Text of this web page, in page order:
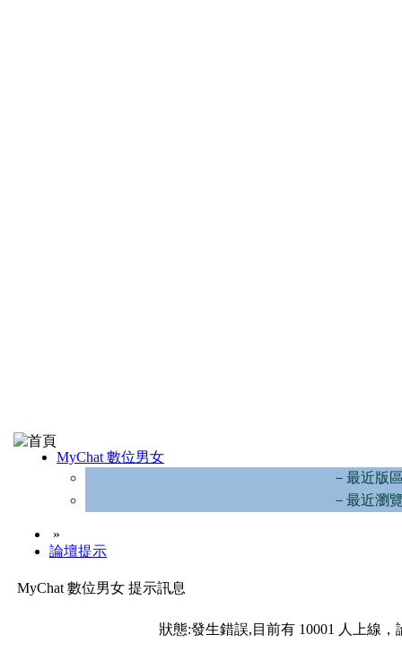
MyChat 數位男女
－最近版
－最近瀏
»
論壇提示
MyChat 數位男女 提示訊息
狀態:發生錯誤,目前有 10001 人上線